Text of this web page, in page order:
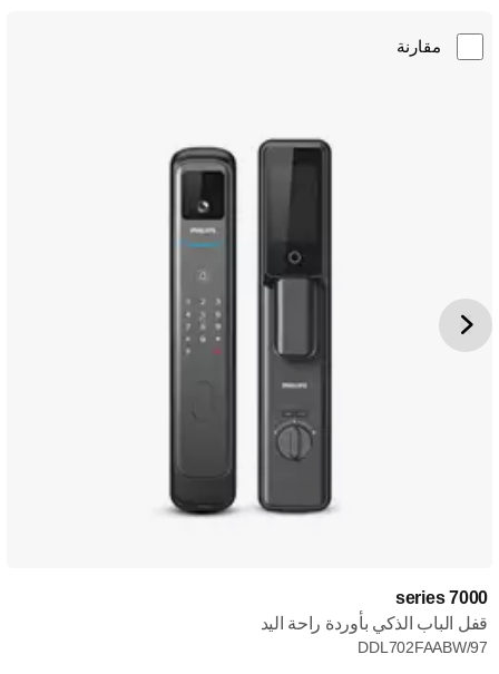
مقارنة
7000 series
قفل الباب الذكي بأوردة راحة اليد
DDL702FAABW/97